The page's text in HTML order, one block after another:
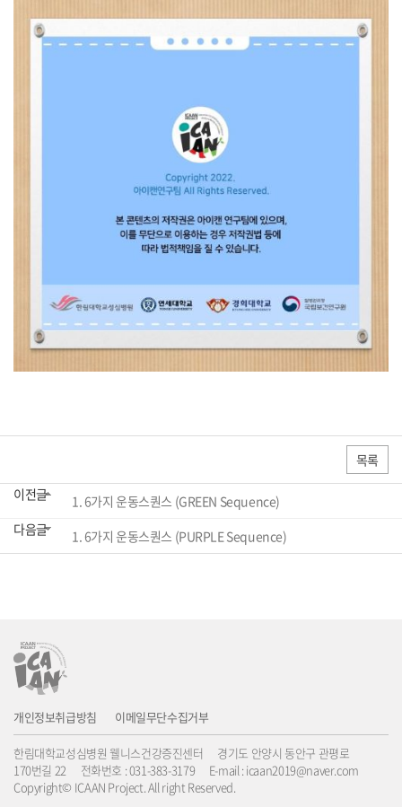
목록
이전글
1. 6가지 운동스퀀스 (GREEN Sequence)
다음글
1. 6가지 운동스퀀스 (PURPLE Sequence)
개인정보취급방침 이메일무단수집거부
한림대학교성심병원 웰니스건강증진센터 경기도 안양시 동안구 관평로
170번길 22 전화번호 : 031-383-3179 E-mail : icaan2019@naver.com
Copyright© ICAAN Project. All right Reserved.